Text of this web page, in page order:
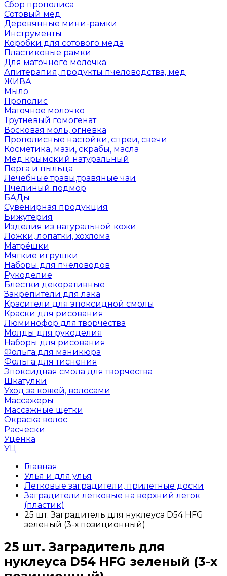
Сбор прополиса
Сотовый мёд
Деревянные мини-рамки
Инструменты
Коробки для сотового меда
Пластиковые рамки
Для маточного молочка
Апитерапия, продукты пчеловодства, мёд
ЖИВА
Мыло
Прополис
Маточное молочко
Трутневый гомогенат
Восковая моль, огнёвка
Прополисные настойки, спреи, свечи
Косметика, мази, скрабы, масла
Мед крымский натуральный
Перга и пыльца
Лечебные травы,травяные чаи
Пчелиный подмор
БАДы
Сувенирная продукция
Бижутерия
Изделия из натуральной кожи
Ложки, лопатки, хохлома
Матрёшки
Мягкие игрушки
Наборы для пчеловодов
Рукоделие
Блестки декоративные
Закрепители для лака
Красители для эпоксидной смолы
Краски для рисования
Люминофор для творчества
Молды для рукоделия
Наборы для рисования
Фольга для маникюра
Фольга для тиснения
Эпоксидная смола для творчества
Шкатулки
Уход за кожей, волосами
Массажеры
Массажные щетки
Окраска волос
Расчески
Уценка
УЦ
Главная
Улья и для улья
Летковые заградители, прилетные доски
Заградители летковые на верхний леток
(пластик)
25 шт. Заградитель для нуклеуса D54 HFG
зеленый (3-х позиционный)
25 шт. Заградитель для
нуклеуса D54 HFG зеленый (3-х